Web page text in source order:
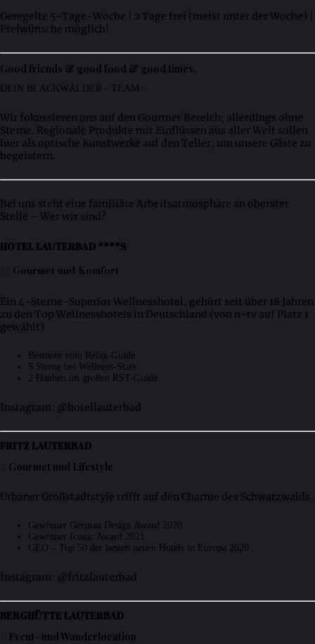
Geregelte 5-Tage-Woche | 2 Tage frei (meist unter der Woche) |
Freiwünsche möglich!
Good friends & good food & good times.
DEIN BLACKWÄLDER - TEAM:
Wir fokussieren uns auf den Gourmet Bereich; allerdings ohne
Sterne. Regionale Produkte mit Einflüssen aus aller Welt sollen
hier als optische Kunstwerke auf den Teller, um unsere Gäste zu
begeistern.
Bei uns steht eine familiäre Arbeitsatmosphäre an oberster
Stelle – Wer wir sind?
HOTEL LAUTERBAD ****S
// Gourmet und Komfort
Ein 4-Sterne-Superior Wellnesshotel, gehört seit über 18 Jahren
zu den Top Wellnesshotels in Deutschland (von n-tv auf Platz 1
gewählt)
Bestnote vom Relax-Guide
5 Sterne bei Wellness-Stars
2 Hauben im großen RST-Guide
Instagram: @hotellauterbad
FRITZ LAUTERBAD
// Gourmet und Lifestyle
Urbaner Großstadtstyle trifft auf den Charme des Schwarzwalds
Gewinner German Design Award 2020
Gewinner Iconic Award 2021
GEO – Top 50 der besten neuen Hotels in Europa 2020
Instagram: @fritzlauterbad
BERGHÜTTE LAUTERBAD
// Event- und Wanderlocation